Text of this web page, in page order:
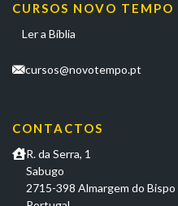
CURSOS NOVO TEMPO
Ler a Bíblia
cursos@novotempo.pt
CONTACTOS
R. da Serra, 1
Sabugo
2715-398 Almargem do Bispo